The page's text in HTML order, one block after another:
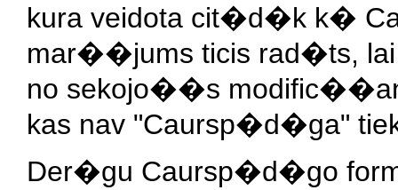
kura veidota cit�d�k k�
mar��jums ticis rad�ts,
no sekojo��s
kas nav "Caursp�d�ga"
Der�gu Caursp�d�go